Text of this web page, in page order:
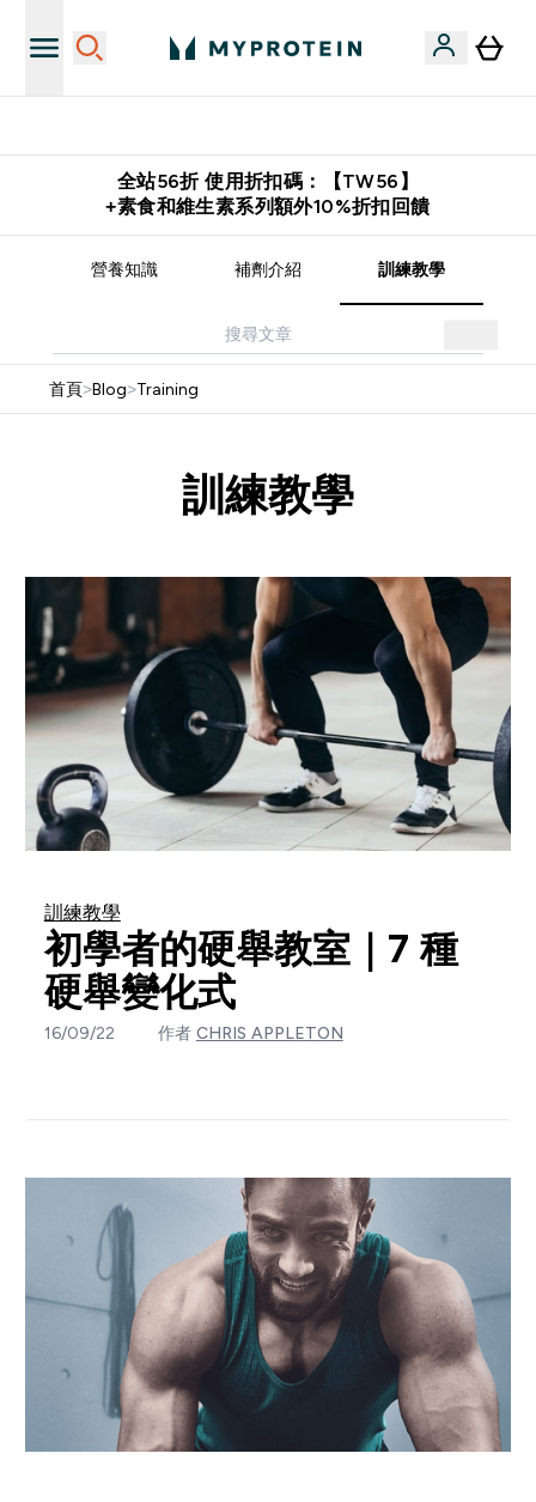
全站56折 使用折扣碼：【TW56】
+素食和維生素系列額外10%折扣回饋
營養知識 補劑介紹 訓練教學
首頁>Blog>Training
訓練教學
訓練教學
初學者的硬舉教室｜7 種
硬舉變化式
16/09/22 作者 CHRIS APPLETON